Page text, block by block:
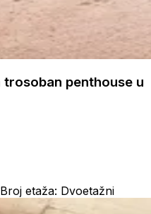
penthouse u
Broj etaža: Dvoetažni